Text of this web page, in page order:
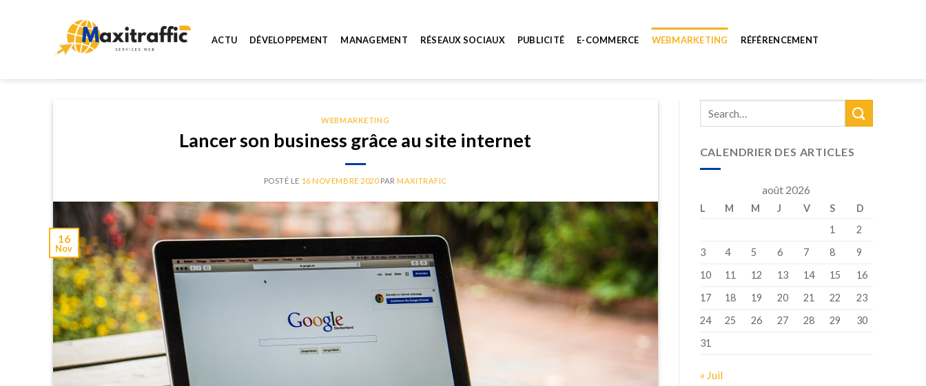
ACTU DÉVELOPPEMENT MANAGEMENT RÉSEAUX SOCIAUX PUBLICITÉ E-COMMERCE WEBMARKETING RÉFÉRENCEMENT
WEBMARKETING
Lancer son business grâce au site internet
POSTÉ LE 16 NOVEMBRE 2020PARMAXITRAFIC
16
Nov
CALENDRIER DES ARTICLES
août 2026
L M M J V S
D
1
2
3
4 5 6 7 8
9
10
11 12 13 14 15
16
17
18 19 20 21 22
23
24
25 26 27 28 29
30
31
« Juil